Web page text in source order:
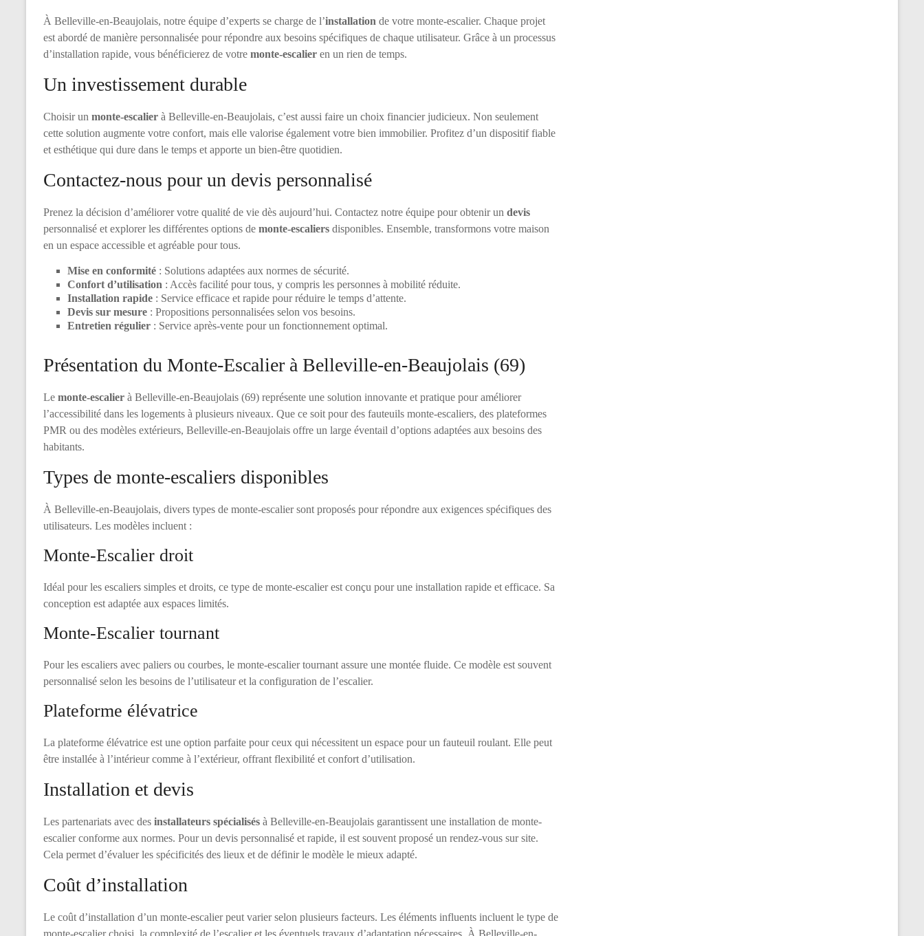
À Belleville-en-Beaujolais, notre équipe d’experts se charge de l’installation de votre monte-escalier. Chaque projet
est abordé de manière personnalisée pour répondre aux besoins spécifiques de chaque utilisateur. Grâce à un processus
d’installation rapide, vous bénéficierez de votre monte-escalier en un rien de temps.
Un investissement durable
Choisir un monte-escalier à Belleville-en-Beaujolais, c’est aussi faire un choix financier judicieux. Non seulement
cette solution augmente votre confort, mais elle valorise également votre bien immobilier. Profitez d’un dispositif fiable
et esthétique qui dure dans le temps et apporte un bien-être quotidien.
Contactez-nous pour un devis personnalisé
Prenez la décision d’améliorer votre qualité de vie dès aujourd’hui. Contactez notre équipe pour obtenir un devis
personnalisé et explorer les différentes options de monte-escaliers disponibles. Ensemble, transformons votre maison
en un espace accessible et agréable pour tous.
Mise en conformité : Solutions adaptées aux normes de sécurité.
Confort d’utilisation : Accès facilité pour tous, y compris les personnes à mobilité réduite.
Installation rapide : Service efficace et rapide pour réduire le temps d’attente.
Devis sur mesure : Propositions personnalisées selon vos besoins.
Entretien régulier : Service après-vente pour un fonctionnement optimal.
Présentation du Monte-Escalier à Belleville-en-Beaujolais (69)
Le monte-escalier à Belleville-en-Beaujolais (69) représente une solution innovante et pratique pour améliorer
l’accessibilité dans les logements à plusieurs niveaux. Que ce soit pour des fauteuils monte-escaliers, des plateformes
PMR ou des modèles extérieurs, Belleville-en-Beaujolais offre un large éventail d’options adaptées aux besoins des
habitants.
Types de monte-escaliers disponibles
À Belleville-en-Beaujolais, divers types de monte-escalier sont proposés pour répondre aux exigences spécifiques des
utilisateurs. Les modèles incluent :
Monte-Escalier droit
Idéal pour les escaliers simples et droits, ce type de monte-escalier est conçu pour une installation rapide et efficace. Sa
conception est adaptée aux espaces limités.
Monte-Escalier tournant
Pour les escaliers avec paliers ou courbes, le monte-escalier tournant assure une montée fluide. Ce modèle est souvent
personnalisé selon les besoins de l’utilisateur et la configuration de l’escalier.
Plateforme élévatrice
La plateforme élévatrice est une option parfaite pour ceux qui nécessitent un espace pour un fauteuil roulant. Elle peut
être installée à l’intérieur comme à l’extérieur, offrant flexibilité et confort d’utilisation.
Installation et devis
Les partenariats avec des installateurs spécialisés à Belleville-en-Beaujolais garantissent une installation de monte-
escalier conforme aux normes. Pour un devis personnalisé et rapide, il est souvent proposé un rendez-vous sur site.
Cela permet d’évaluer les spécificités des lieux et de définir le modèle le mieux adapté.
Coût d’installation
Le coût d’installation d’un monte-escalier peut varier selon plusieurs facteurs. Les éléments influents incluent le type de
monte-escalier choisi, la complexité de l’escalier et les éventuels travaux d’adaptation nécessaires. À Belleville-en-